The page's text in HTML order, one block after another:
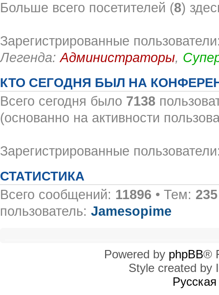
Больше всего посетителей (8)
Зарегистрированные
Легенда:Администраторы,
КТО СЕГОДНЯ БЫЛ НА
Всего сегодня было 7138
(основанно на активности
Зарегистрированные
СТАТИСТИКА
Всего сообщений: 11896 • Тем: 235
пользователь: Jamesopime
Powered by phpBB®
Style created by